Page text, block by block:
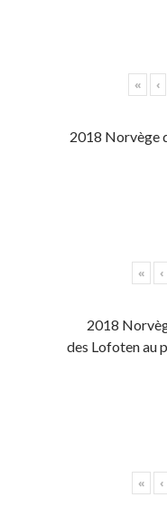
« ‹
2018 Norvège
« ‹
2018
des Lofoten au
« ‹